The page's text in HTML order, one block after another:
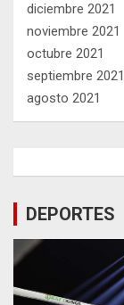
diciembre 2021
noviembre 2021
octubre 2021
septiembre 2021
agosto 2021
DEPORTES